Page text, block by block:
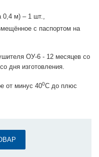
0,4 м) – 1 шт.,
с паспортом на
ОУ-6 - 12 месяцев со
дня изготовления.
от минус 400С до плюс